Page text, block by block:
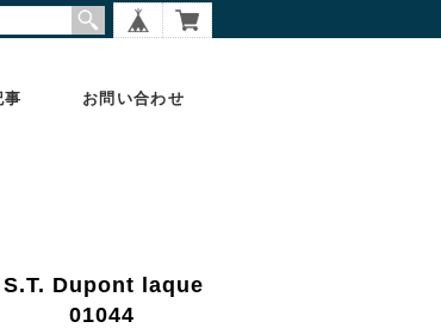
事 お問い合わせ
Dupont laque
01044